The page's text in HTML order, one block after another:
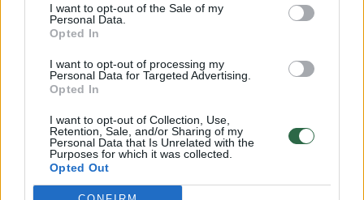
I want to opt-out of the Sale of my
Personal Data.
Opted In
I want to opt-out of processing my
Personal Data for Targeted Advertising.
Opted In
I want to opt-out of Collection, Use,
Retention, Sale, and/or Sharing of my
Personal Data that Is Unrelated with the
Purposes for which it was collected.
Opted Out